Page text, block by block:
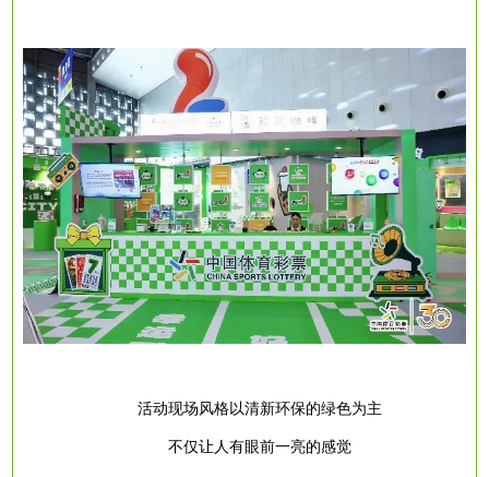
活动现场风格以清新环保的绿色为主
不仅让人有眼前一亮的感觉